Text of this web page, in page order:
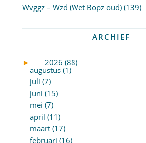
Wvggz – Wzd (Wet Bopz oud)(139)
ARCHIEF
►
2026 (88)
augustus (1)
juli (7)
juni (15)
mei (7)
april (11)
maart (17)
februari (16)